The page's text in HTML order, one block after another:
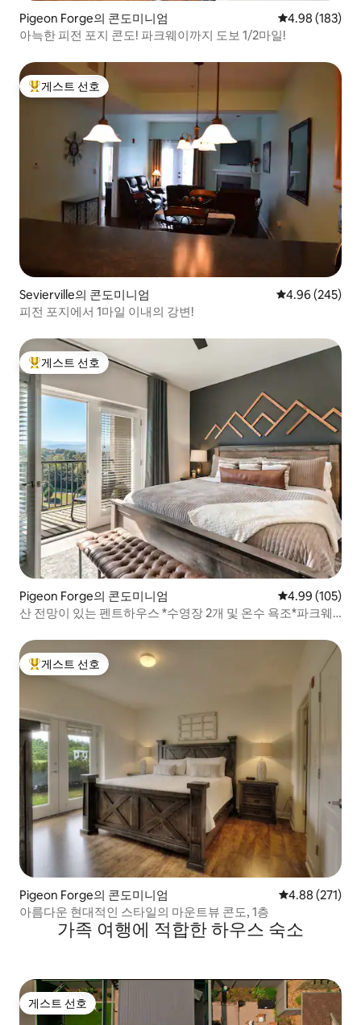
Pigeon Forge의 콘도미니엄 평점 4.98점(5
4.98 (183)
아늑한 피전 포지 콘도! 파크웨이까지 도보 1/2마일!
상위 게스트 선호
게스트 선호
Sevierville의 콘도미니엄 평점 4.96점(5
4.96 (245)
피전 포지에서 1마일 이내의 강변!
상위 게스트 선호
게스트 선호
Pigeon Forge의 콘도미니엄 평점 4.99점(5
4.99 (105)
산 전망이 있는 펜트하우스 *수영장 2개 및 온수 욕조*파크웨
상위 게스트 선호
게스트 선호
Pigeon Forge의 콘도미니엄 평점 4.88점(5
4.88 (271)
아름다운 현대적인 스타일의 마운트뷰 콘도, 1층
가족 여행에 적합한 하우스 숙소
게스트 선호
게스트 선호